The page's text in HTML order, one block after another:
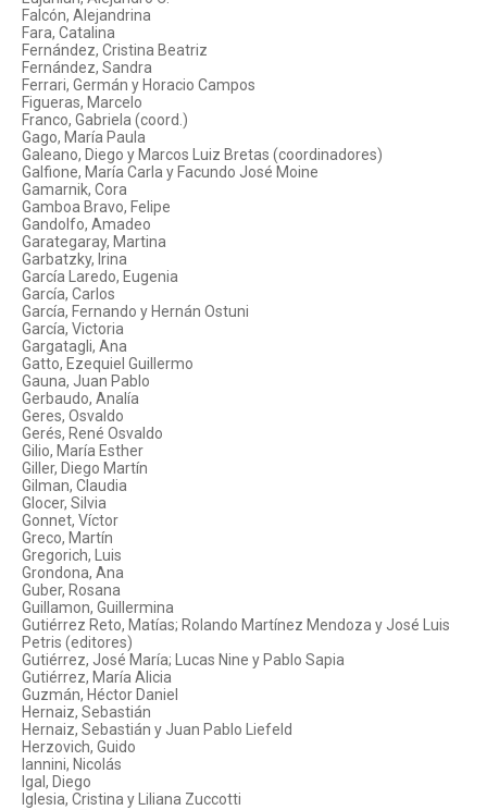
Falcón, Alejandrina
Fara, Catalina
Fernández, Cristina Beatriz
Fernández, Sandra
Ferrari, Germán y Horacio Campos
Figueras, Marcelo
Franco, Gabriela (coord.)
Gago, María Paula
Galeano, Diego y Marcos Luiz Bretas (coordinadores)
Galfione, María Carla y Facundo José Moine
Gamarnik, Cora
Gamboa Bravo, Felipe
Gandolfo, Amadeo
Garategaray, Martina
Garbatzky, Irina
García Laredo, Eugenia
García, Carlos
García, Fernando y Hernán Ostuni
García, Victoria
Gargatagli, Ana
Gatto, Ezequiel Guillermo
Gauna, Juan Pablo
Gerbaudo, Analía
Geres, Osvaldo
Gerés, René Osvaldo
Gilio, María Esther
Giller, Diego Martín
Gilman, Claudia
Glocer, Silvia
Gonnet, Víctor
Greco, Martín
Gregorich, Luis
Grondona, Ana
Guber, Rosana
Guillamon, Guillermina
Gutiérrez Reto, Matías; Rolando Martínez Mendoza y José Luis
Petris (editores)
Gutiérrez, José María; Lucas Nine y Pablo Sapia
Gutiérrez, María Alicia
Guzmán, Héctor Daniel
Hernaiz, Sebastián
Hernaiz, Sebastián y Juan Pablo Liefeld
Herzovich, Guido
Iannini, Nicolás
Igal, Diego
Iglesia, Cristina y Liliana Zuccotti